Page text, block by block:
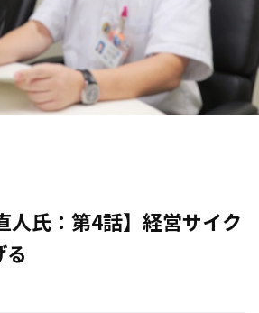
人氏：第4話】経営サイク